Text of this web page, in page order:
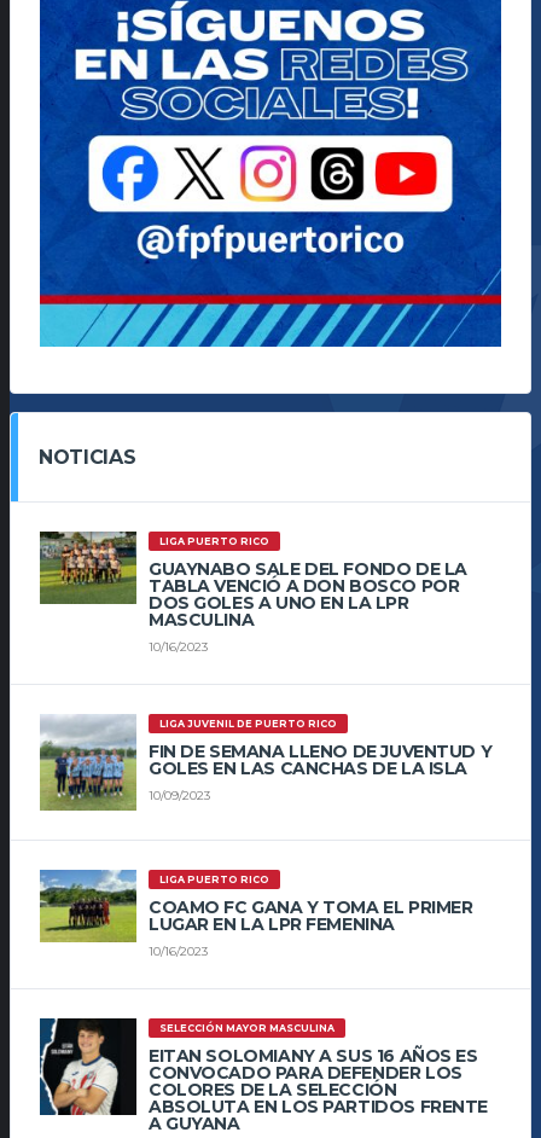
NOTICIAS
LIGA PUERTO RICO
GUAYNABO SALE DEL FONDO DE LA
TABLA VENCIÓ A DON BOSCO POR
DOS GOLES A UNO EN LA LPR
MASCULINA
10/16/2023
LIGA JUVENIL DE PUERTO RICO
FIN DE SEMANA LLENO DE JUVENTUD Y
GOLES EN LAS CANCHAS DE LA ISLA
10/09/2023
LIGA PUERTO RICO
COAMO FC GANA Y TOMA EL PRIMER
LUGAR EN LA LPR FEMENINA
10/16/2023
SELECCIÓN MAYOR MASCULINA
EITAN SOLOMIANY A SUS 16 AÑOS ES
CONVOCADO PARA DEFENDER LOS
COLORES DE LA SELECCIÓN
ABSOLUTA EN LOS PARTIDOS FRENTE
A GUYANA